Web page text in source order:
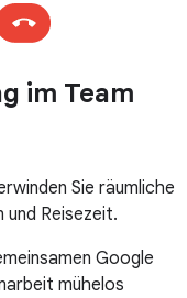
im Team
Sie räumliche
und Reisezeit.
Google
mühelos